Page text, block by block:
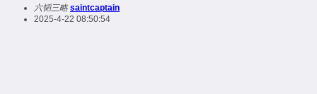
六韬三略 saintcaptain
2025-4-22 08:50:54